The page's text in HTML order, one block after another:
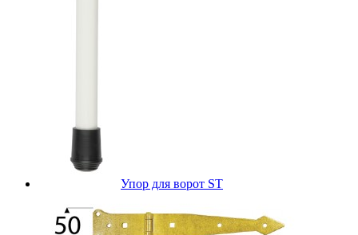
Упор для ворот ST